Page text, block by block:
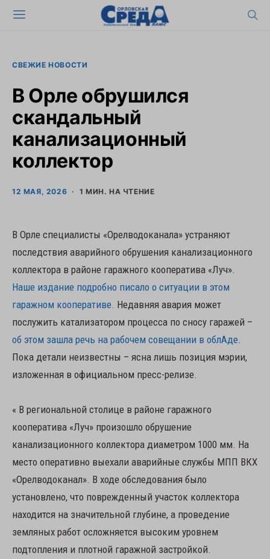
СВЕЖИЕ НОВОСТИ
В Орле обрушился
скандальный
канализационный
коллектор
12 МАЯ, 2026 1 МИН. НА ЧТЕНИЕ
В Орле специалисты «Орелводоканала» устраняют
последствия аварийного обрушения канализационного
коллектора в районе гаражного кооператива «Луч».
Наше издание подробно писало о ситуации в этом
гаражном кооперативе. Недавняя авария может
послужить катализатором процесса по сносу гаражей –
об этом зашла речь на рабочем совещании в облАде.
Пока детали неизвестны – ясна лишь позиция мэрии,
изложенная в официальном пресс-релизе.
« В региональной столице в районе гаражного
кооператива «Луч» произошло обрушение
канализационного коллектора диаметром 1000 мм. На
место оперативно выехали аварийные службы МПП ВКХ
«Орелводоканал». В ходе обследования было
установлено, что поврежденный участок коллектора
находится на значительной глубине, а проведение
земляных работ осложняется высоким уровнем
подтопления и плотной гаражной застройкой.